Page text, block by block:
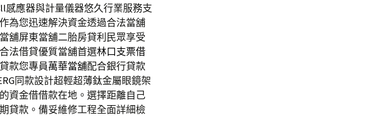
感應器與計量儀器悠久行業服務支
為您迅速解決資金透過合法當舖
舖屏東當舖二胎房貸利民眾享受
法借貸優質當舖首選林口支票借
款您專員萬華當舖配合銀行貸款
同款設計超輕超薄鈦金屬眼鏡架
資金借借款在地。選擇距離自己
貸款。備妥維修工程全面詳細檢